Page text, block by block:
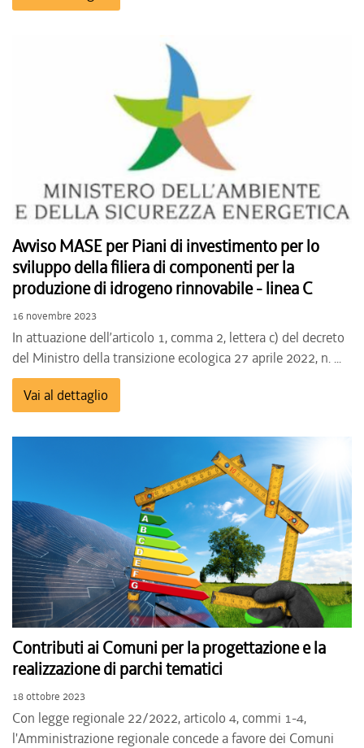
Avviso MASE per Piani di investimento per lo
sviluppo della filiera di componenti per la
produzione di idrogeno rinnovabile - linea C
16 novembre 2023
In attuazione dell’articolo 1, comma 2, lettera c) del decreto
del Ministro della transizione ecologica 27 aprile 2022, n. ...
Vai al dettaglio
Contributi ai Comuni per la progettazione e la
realizzazione di parchi tematici
18 ottobre 2023
Con legge regionale 22/2022, articolo 4, commi 1-4,
l'Amministrazione regionale concede a favore dei Comuni